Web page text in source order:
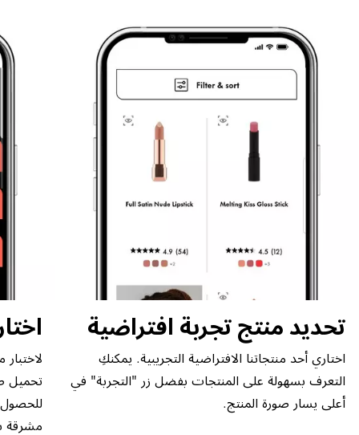
تحديد منتج تجربة افتراضية
اختاري أحد منتجاتنا الافتراضية التجريبية. يمكنكِ
التعرف بسهولة على المنتجات بفضل زر "التجربة" في
أعلى يسار صورة المنتج.
تحميل
مشرقة